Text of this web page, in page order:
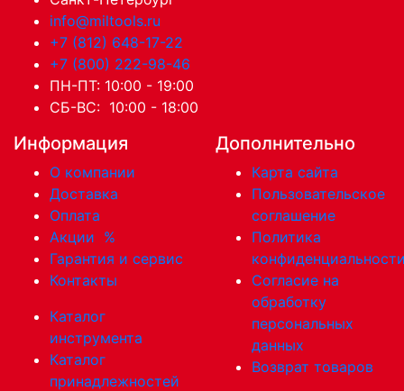
info@miltools.ru
+7 (812) 648-17-22
+7 (800) 222-98-46
ПН-ПТ: 10:00 - 19:00
СБ-ВС: 10:00 - 18:00
Информация
О компании
Доставка
Оплата
Акции %
Гарантия и сервис
Контакты
Каталог
инструмента
Каталог
принадлежностей
Дополнительно
Карта сайта
Пользовательское
соглашение
Политика
Согласие на
обработку
персональных
данных
Возврат товаров